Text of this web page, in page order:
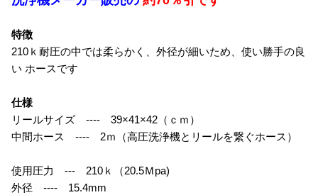
特徴
210ｋ耐圧の中では柔らかく、外径が細いため、使い勝手の良
い ホースです
仕様
リールサイズ ---- 39×41×42（ｃｍ）
中間ホース ---- 2ｍ（高圧洗浄機とリールを繋ぐホース）
使用圧力 --- 210ｋ（20.5Ｍpa)
外径 ---- 15.4mm